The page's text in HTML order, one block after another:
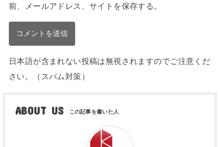
前、メールアドレス、サイトを保存する。
日本語が含まれない投稿は無視されますのでご注意くだ
さい。（スパム対策）
ABOUT US